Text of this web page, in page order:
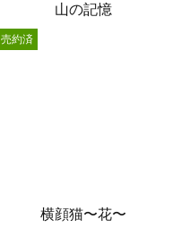
山の記憶
横顔猫〜花〜
売約済